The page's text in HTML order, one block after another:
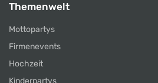
Themenwelt
Mottopartys
Firmenevents
Hochzeit
Kinderpartys